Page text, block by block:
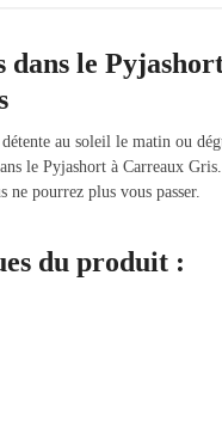
dans le
au soleil le matin ou
le Pyjashort à Carreaux
ne pourrez plus vous passer.
du produit :